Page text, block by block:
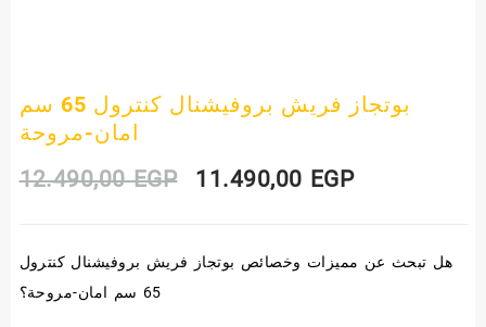
بوتجاز فريش بروفيشنال كنترول 65 سم
امان-مروحة
12.490,00EGP
Original
was:
11.490,00 EGPCurrent
is:
هل تبحث عن مميزات وخصائص بوتجاز فريش بروفيشنال كنترول
65 سم امان-مروحة؟